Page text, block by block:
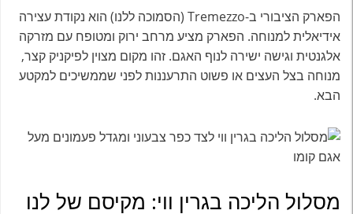
הפארק הציבורי ב-Tremezzo (הסמוכה ללנו) הוא נקודת עצירה
אידיאלית למנוחה. הפארק מציע מרחב ירוק ומטופח עם מזרקה
אלגנטית וגישה ישירה לנוף האגם. זהו מקום מצוין לפיקניק קצר,
מנוחה בצל העצים או פשוט התרעננות לפני שממשיכים למקטע
הבא.
מסלול הליכה בגרין ווי: מקיסם של לנו